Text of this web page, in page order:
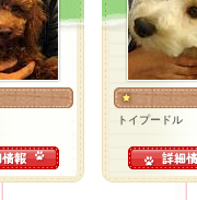
トイプードル